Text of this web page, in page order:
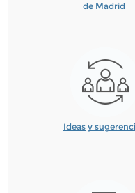
de Madrid
Ideas y